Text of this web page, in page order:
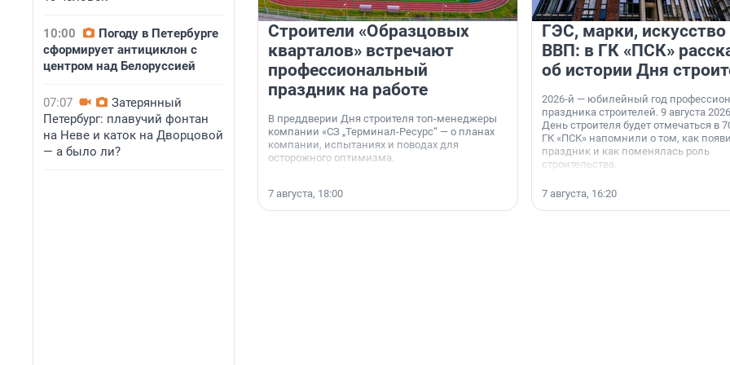
10:00
Погоду в Петербурге
сформирует антициклон с
центром над Белоруссией
07:07
Затерянный
Петербург: плавучий фонтан
на Неве и каток на Дворцовой
— а было ли?
Строители «Образцовых
кварталов» встречают
профессиональный
праздник на работе
В преддверии Дня строителя топ-менеджеры
компании «СЗ „Терминал-Ресурс“ — о планах
компании, испытаниях и поводах для
осторожного оптимизма.
7 августа, 18:00
ГЭС, марки, искусство
ВВП: в ГК «ПСК»
об истории Дня
2026-й — юбилейный год
праздника строителей. 9 августа
День строителя будет отмечаться в
ГК «ПСК» напомнили о том, как
праздник и как поменялась роль
строительства.
7 августа, 16:20